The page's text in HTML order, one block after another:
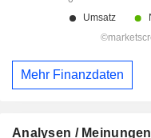
Mehr Finanzdaten
Analysen / Meinungen